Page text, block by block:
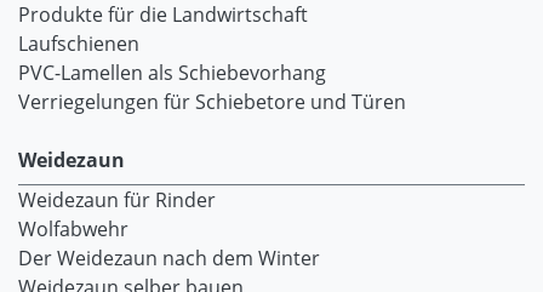
Produkte für die Landwirtschaft
Laufschienen
PVC-Lamellen als Schiebevorhang
Verriegelungen für Schiebetore und Türen
Weidezaun
Weidezaun für Rinder
Wolfabwehr
Der Weidezaun nach dem Winter